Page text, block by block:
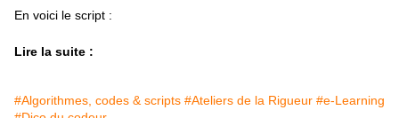
En voici le script :
Lire la suite :
#Algorithmes, codes & scripts #Ateliers de la Rigueur #e-Learning